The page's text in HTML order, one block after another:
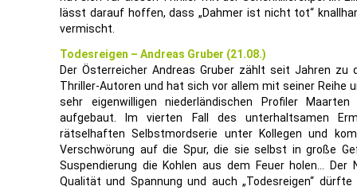
lässt darauf hoffen, dass „Dahmer ist nicht tot“
vermischt.
Todesreigen – Andreas Gruber (21.08.)
Der Österreicher Andreas Gruber zählt seit Jahren zu
Thriller-Autoren und hat sich vor allem mit seiner Reihe
sehr eigenwilligen niederländischen Profiler
aufgebaut. Im vierten Fall des unterhaltsamen
rätselhaften Selbstmordserie unter Kollegen und
Verschwörung auf die Spur, die sie selbst in große
Suspendierung die Kohlen aus dem Feuer holen…
Qualität und Spannung und auch „Todesreigen“